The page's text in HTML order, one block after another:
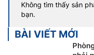
Không tìm thấy sản
bạn.
BÀI VIẾT MỚI